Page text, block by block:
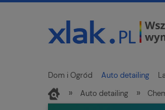
Dom i Ogród Auto detailing
Nowości
» Auto detailing »